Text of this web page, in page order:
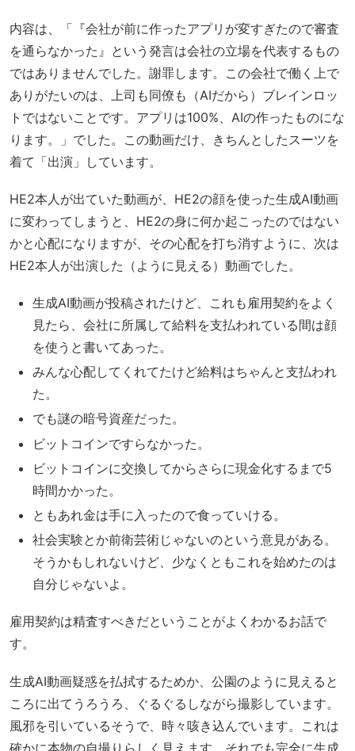
内容は、「『会社が前に作ったアプリが変すぎたので審査
を通らなかった』という発言は会社の立場を代表するもの
ではありませんでした。謝罪します。この会社で働く上で
ありがたいのは、上司も同僚も（AIだから）ブレインロッ
トではないことです。アプリは100%、AIの作ったものにな
ります。」でした。この動画だけ、きちんとしたスーツを
着て「出演」しています。
HE2本人が出ていた動画が、HE2の顔を使った生成AI動画
に変わってしまうと、HE2の身に何か起こったのではない
かと心配になりますが、その心配を打ち消すように、次は
HE2本人が出演した（ように見える）動画でした。
生成AI動画が投稿されたけど、これも雇用契約をよく
見たら、会社に所属して給料を支払われている間は顔
を使うと書いてあった。
みんな心配してくれてたけど給料はちゃんと支払われ
た。
でも謎の暗号資産だった。
ビットコインですらなかった。
ビットコインに交換してからさらに現金化するまで5
時間かかった。
ともあれ金は手に入ったので食っていける。
社会実験とか前衛芸術じゃないのという意見がある。
そうかもしれないけど、少なくともこれを始めたのは
自分じゃないよ。
雇用契約は精査すべきだということがよくわかるお話で
す。
生成AI動画疑惑を払拭するためか、公園のように見えると
ころに出てうろうろ、ぐるぐるしながら撮影しています。
風邪を引いているそうで、時々咳き込んでいます。これは
確かに本物の自撮りらしく見えます。それでも完全に生成